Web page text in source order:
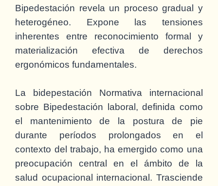
Bipedestación revela un proceso gradual y
heterogéneo. Expone las tensiones
inherentes entre reconocimiento formal y
materialización efectiva de derechos
ergonómicos fundamentales.
La bidepestación Normativa internacional
sobre Bipedestación laboral, definida como
el mantenimiento de la postura de pie
durante períodos prolongados en el
contexto del trabajo, ha emergido como una
preocupación central en el ámbito de la
salud ocupacional internacional. Trasciende